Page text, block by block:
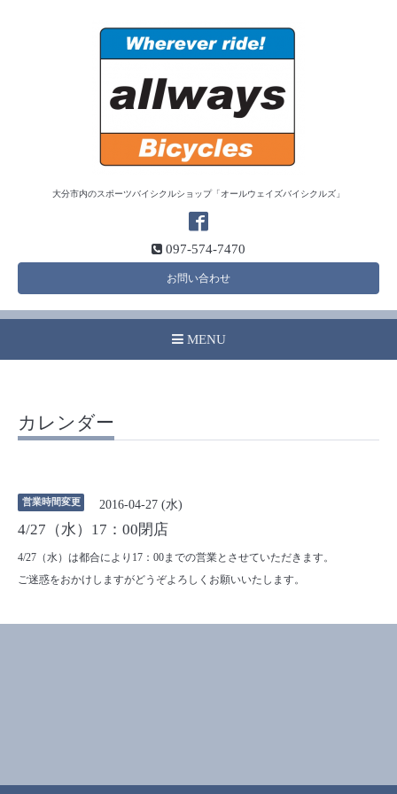
大分市内のスポーツバイシクルショップ「オールウェイズバイシクルズ」
097-574-7470
お問い合わせ
MENU
カレンダー
営業時間変更 2016-04-27 (水)
4/27（水）17：00閉店
4/27（水）は都合により17：00までの営業とさせていただきます。
ご迷惑をおかけしますがどうぞよろしくお願いいたします。